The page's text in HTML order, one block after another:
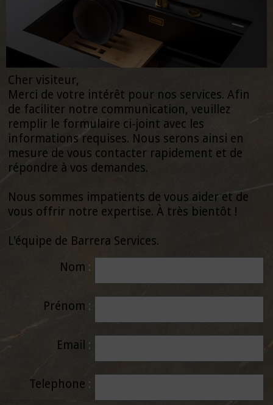
Cher visiteur,
Merci de votre intérêt pour nos services. Afin
de faciliter notre communication, veuillez
remplir le formulaire ci-joint avec les
informations requises. Nous serons ainsi en
mesure de vous contacter rapidement et de
répondre à vos demandes.
Nous sommes impatients de vous aider et de
vous offrir notre expertise. À très bientôt !
L'équipe de Barrera Services.
Nom
Prénom
Email
Telephone